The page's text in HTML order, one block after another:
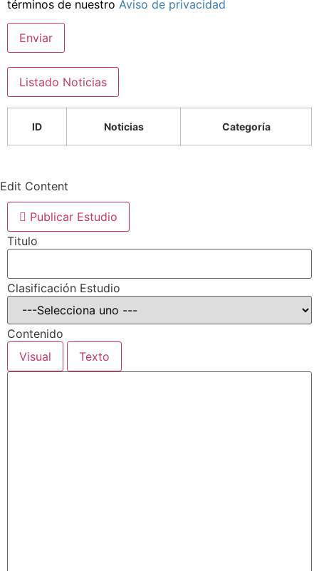
términos de nuestro Aviso de privacidad
Enviar
Listado Noticias
ID Noticias Categoría
Edit Content
Publicar Estudio
Titulo
Clasificación Estudio
Contenido
Visual
Texto